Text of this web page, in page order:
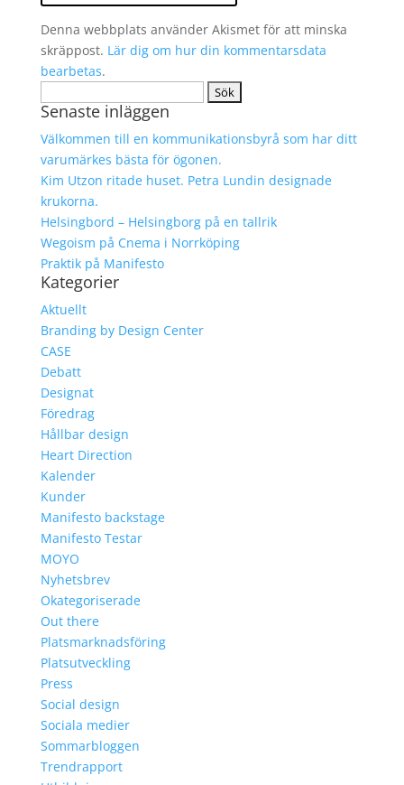
Denna webbplats använder Akismet för att minska
skräppost. Lär dig om hur din kommentarsdata
bearbetas.
efter:
Senaste inläggen
Välkommen till en kommunikationsbyrå som har ditt
varumärkes bästa för ögonen.
Kim Utzon ritade huset. Petra Lundin designade
krukorna.
Helsingbord – Helsingborg på en tallrik
Wegoism på Cnema i Norrköping
Praktik på Manifesto
Kategorier
Aktuellt
Branding by Design Center
CASE
Debatt
Designat
Föredrag
Hållbar design
Heart Direction
Kalender
Kunder
Manifesto backstage
Manifesto Testar
MOYO
Nyhetsbrev
Okategoriserade
Out there
Platsmarknadsföring
Platsutveckling
Press
Social design
Sociala medier
Sommarbloggen
Trendrapport